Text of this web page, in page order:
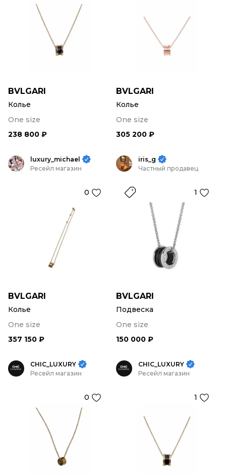
BVLGARI
Колье
One size
238 800 ₽
BVLGARI
Колье
One size
305 200 ₽
luxury_michael
Ресейл магазин
0
BVLGARI
Колье
One size
357 150 ₽
iris_g
Частный продавец
1
BVLGARI
Подвеска
One size
150 000 ₽
CHIC_LUXURY
Ресейл магазин
0
CHIC_LUXURY
Ресейл магазин
1